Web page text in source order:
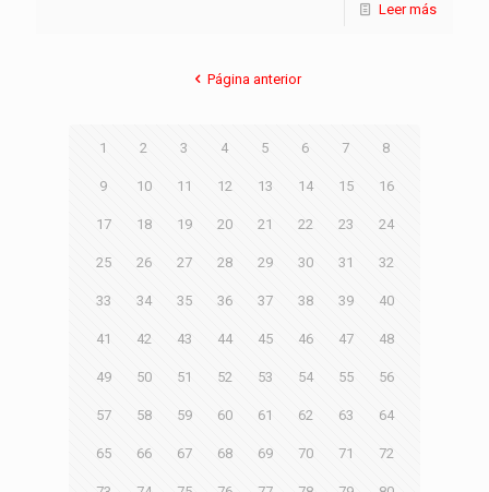
Leer más
Página anterior
1 2 3 4 5 6 7 8
9 10 11 12 13 14 15 16
17 18 19 20 21 22 23 24
25 26 27 28 29 30 31 32
33 34 35 36 37 38 39 40
41 42 43 44 45 46 47 48
49 50 51 52 53 54 55 56
57 58 59 60 61 62 63 64
65 66 67 68 69 70 71 72